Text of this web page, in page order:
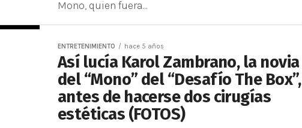
Mono, quien fuera...
ENTRETENIMIENTO hace 5 años
Así lucía Karol Zambrano, la novia
del “Mono” del “Desafío The Box”,
antes de hacerse dos cirugías
estéticas (FOTOS)